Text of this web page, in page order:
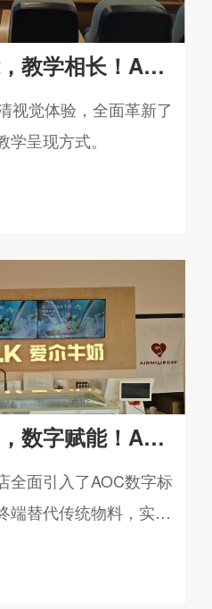
教学相长！AOC
学打造智慧显示
视觉体验，全面革新了
呈现方式。
数字赋能！AOC
鲜奶品牌打造数
全面引入了AOC数字标
端替代传统物料，实现